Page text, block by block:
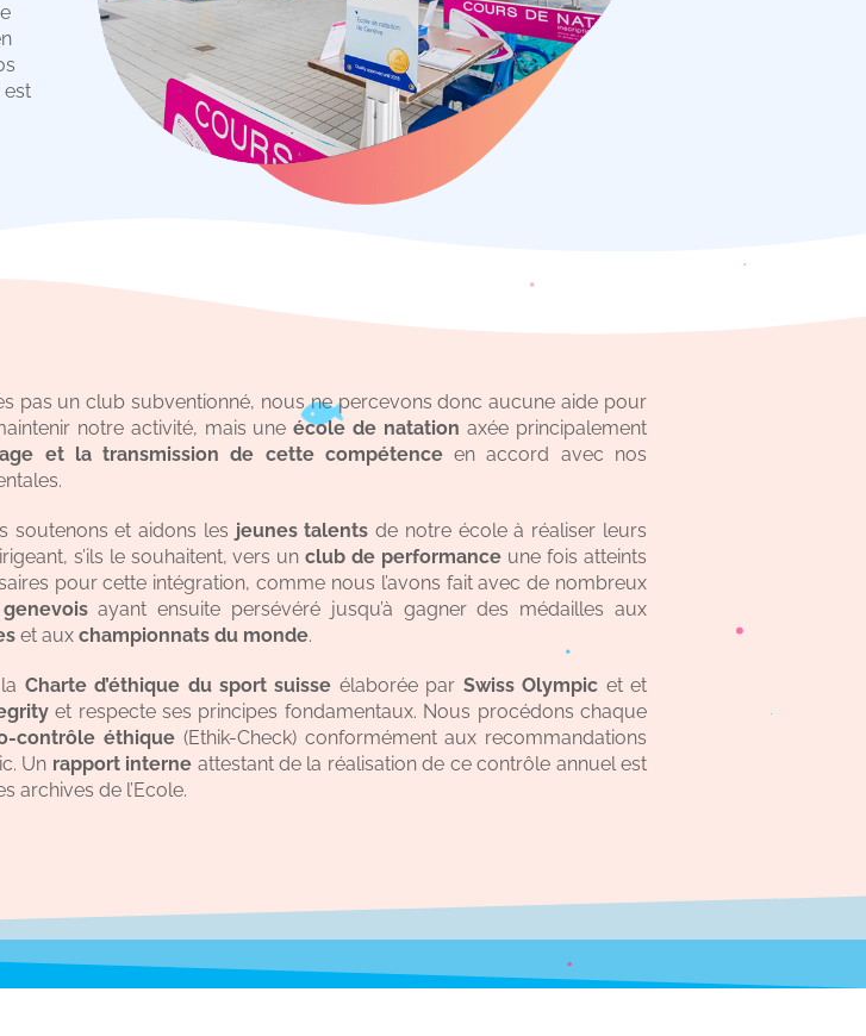
est
pas un club subventionné, nous ne percevons donc aucune aide pour
notre activité, mais uneécole de natation axée principalement
et la transmission de cette compétenceen accord avec nos
soutenons et aidons les jeunes talents de notre école à réaliser leurs
s’ils le souhaitent, vers unclub de performance une fois atteints
pour cette intégration, comme nous l’avons fait avec de nombreux
ayant ensuite persévéré jusqu’à gagner des médailles aux
et aux championnats du monde.
Charte d’éthique du sport suisse élaborée par Swiss Olympic et et
et respecte ses principes fondamentaux. Nous procédons chaque
contrôle éthique (Ethik-Check) conformément aux recommandations
Un rapport interne attestant de la réalisation de ce contrôle annuel est
archives de l’Ecole.